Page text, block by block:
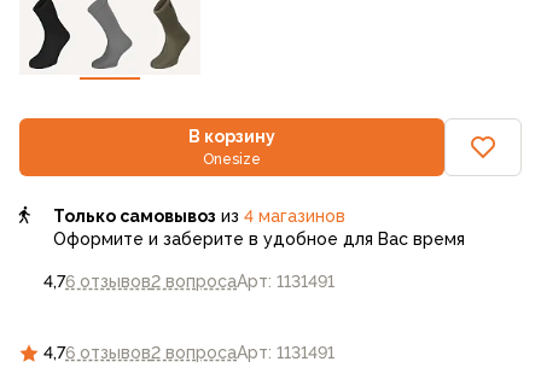
4,76 отзывов2 вопросаАрт: 1131491
В корзину
Onesize
4,76 отзывов2 вопросаАрт: 1131491
Только самовывоз из 4 магазинов
Оформите и заберите в удобное для Вас время